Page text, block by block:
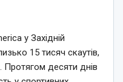
у Західній
15 тисяч скаутів,
Протягом десяти днів